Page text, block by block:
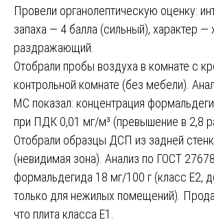
Провели органолептическую оценку:
запаха — 4 балла (сильный), характер —
раздражающий.
Отобрали пробы воздуха в комнате с
контрольной комнате (без мебели).
МС показал: концентрация
при ПДК 0,01 мг/м³ (превышение в 2,8
Отобрали образцы ДСП из задней
(невидимая зона). Анализ по ГОСТ
формальдегида 18 мг/100 г (класс Е2,
только для нежилых помещений).
что плита класса Е1.